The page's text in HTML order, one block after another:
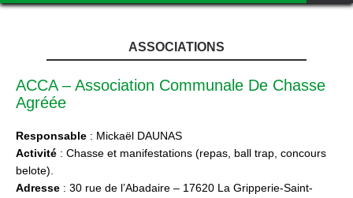
ASSOCIATIONS
ACCA – Association Communale De Chasse
Agréée
Responsable : Mickaël DAUNAS
Activité : Chasse et manifestations (repas, ball trap, concours
belote).
Adresse : 30 rue de l’Abadaire – 17620 La Gripperie-Saint-